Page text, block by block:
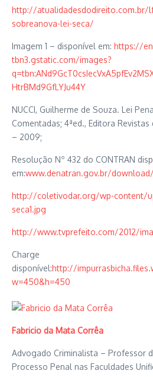
http://
sobreanova-lei-seca/
Imagem 1 – disponível em: https://
tbn3.gstatic.com/images?
HtrBMd9GfLYJu44Y
NUCCI, Guilherme de Souza. Lei
Comentadas; 4ªed., Editora
– 2009;
Resolução Nº 432 do CONTRAN
em:www.denatran.gov.br/
http://coletivodar.org/wp-content/
seca1.jpg
http://www.tvprefeito.com/2012/
Charge
disponível:http://
w=450&h=450
Fabricio da Mata Corrêa
Advogado Criminalista – Professor
Processo Penal nas Faculdades